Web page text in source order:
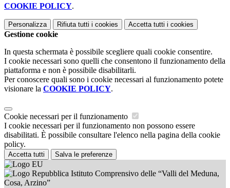
COOKIE POLICY.
Personalizza Rifiuta tutti i cookies Accetta tutti i cookies
Gestione cookie
In questa schermata è possibile scegliere quali cookie consentire.
I cookie necessari sono quelli che consentono il funzionamento della
piattaforma e non è possibile disabilitarli.
Per conoscere quali sono i cookie necessari al funzionamento potete
visionare la COOKIE POLICY.
Cookie necessari per il funzionamento
I cookie necessari per il funzionamento non possono essere
disabilitati. È possibile consultare l'elenco nella pagina della cookie
policy.
Accetta tutti Salva le preferenze
Istituto Comprensivo delle “Valli del Meduna,
Cosa, Arzino”